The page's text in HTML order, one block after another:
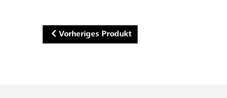
Vorheriges Produkt